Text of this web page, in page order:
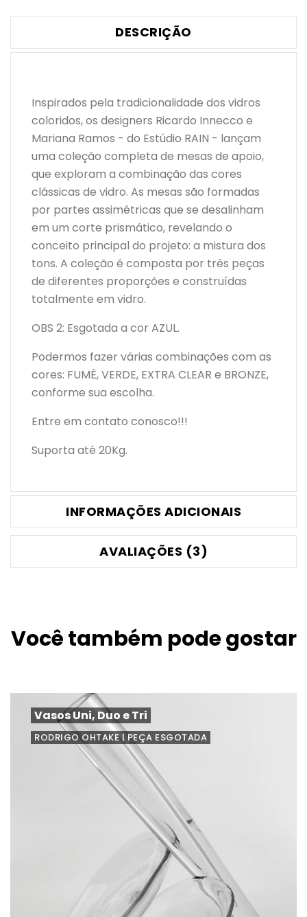
DESCRIÇÃO
Inspirados pela tradicionalidade dos vidros
coloridos, os designers Ricardo Innecco e
Mariana Ramos - do Estúdio RAIN - lançam
uma coleção completa de mesas de apoio,
que exploram a combinação das cores
clássicas de vidro. As mesas são formadas
por partes assimétricas que se desalinham
em um corte prismático, revelando o
conceito principal do projeto: a mistura dos
tons. A coleção é composta por três peças
de diferentes proporções e construídas
totalmente em vidro.
OBS 2: Esgotada a cor AZUL.
Podermos fazer várias combinações com as
cores: FUMÊ, VERDE, EXTRA CLEAR e BRONZE,
conforme sua escolha.
Entre em contato conosco!!!
Suporta até 20Kg.
INFORMAÇÕES ADICIONAIS
AVALIAÇÕES (3)
Você também pode gostar
Vasos Uni, Duo e Tri
RODRIGO OHTAKE | PEÇA ESGOTADA